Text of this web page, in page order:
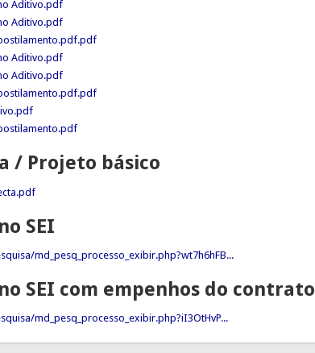
Aditivo.pdf
Aditivo.pdf
Aditivo.pdf
Aditivo.pdf
/ Projeto básico
SEI
md_pesq_processo_exibir.php?wt7h6hFB...
SEI com empenhos do contrato
md_pesq_processo_exibir.php?iI3OtHvP...